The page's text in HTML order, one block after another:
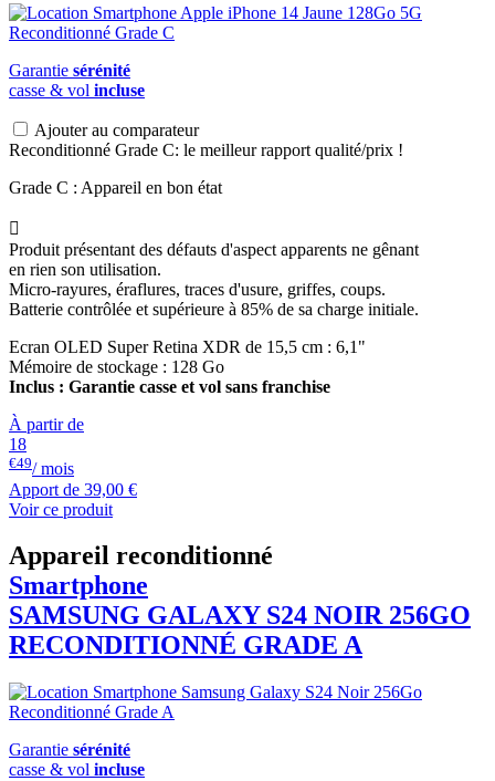
Garantie sérénité
casse & vol incluse
Ajouter au comparateur
Reconditionné Grade C: le meilleur rapport qualité/prix !
Grade C : Appareil en bon état

Produit présentant des défauts d'aspect apparents ne gênant
en rien son utilisation.
Micro-rayures, éraflures, traces d'usure, griffes, coups.
Batterie contrôlée et supérieure à 85% de sa charge initiale.
Ecran OLED Super Retina XDR de 15,5 cm : 6,1"
Mémoire de stockage : 128 Go
Inclus : Garantie casse et vol sans franchise
À partir de
18
€49/ mois
Apport de 39,00 €
Voir ce produit
Appareil reconditionné
Smartphone
SAMSUNG GALAXY S24 NOIR 256GO
RECONDITIONNÉ GRADE A
Garantie sérénité
casse & vol incluse